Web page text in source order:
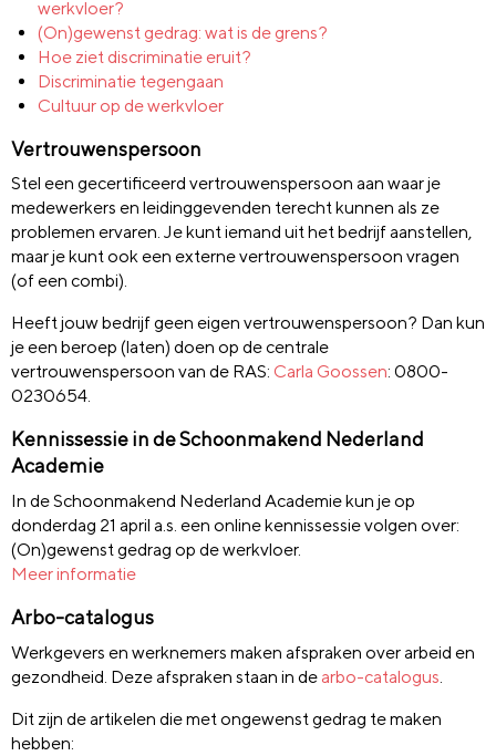
werkvloer?
(On)gewenst gedrag: wat is de grens?
Hoe ziet discriminatie eruit?
Discriminatie tegengaan
Cultuur op de werkvloer
Vertrouwenspersoon
Stel een gecertificeerd vertrouwenspersoon aan waar je
medewerkers en leidinggevenden terecht kunnen als ze
problemen ervaren. Je kunt iemand uit het bedrijf aanstellen,
maar je kunt ook een externe vertrouwenspersoon vragen
(of een combi).
Heeft jouw bedrijf geen eigen vertrouwenspersoon? Dan kun
je een beroep (laten) doen op de centrale
vertrouwenspersoon van de RAS: Carla Goossen: 0800-
0230654.
Kennissessie in de Schoonmakend Nederland
Academie
In de Schoonmakend Nederland Academie kun je op
donderdag 21 april a.s. een online kennissessie volgen over:
(On)gewenst gedrag op de werkvloer.
Meer informatie
Arbo-catalogus
Werkgevers en werknemers maken afspraken over arbeid en
gezondheid. Deze afspraken staan in de arbo-catalogus.
Dit zijn de artikelen die met ongewenst gedrag te maken
hebben: